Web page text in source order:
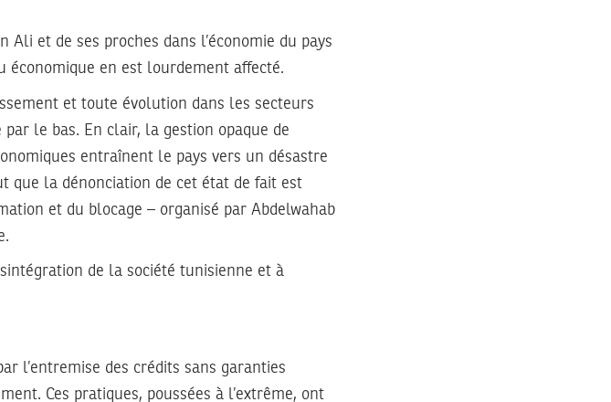
Ali et de ses proches dans l’économie du pays
en est lourdement affecté.
et toute évolution dans les secteurs
le bas. En clair, la gestion opaque de
entraînent le pays vers un désastre
que la dénonciation de cet état de fait est
et du blocage – organisé par Abdelwahab
de la société tunisienne et à
l’entremise des crédits sans garanties
Ces pratiques, poussées à l’extrême, ont